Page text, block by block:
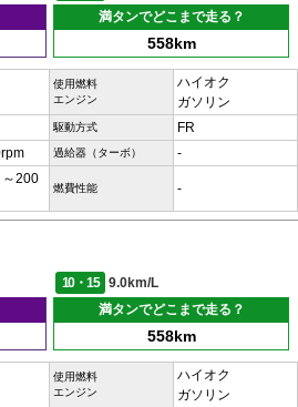
満タンでどこまで走る？
558km
使用燃料
エンジン
ハイオク
ガソリン
駆動方式 FR
過給器（ターボ） -
200
燃費性能 -
10・15
9.0km/L
満タンでどこまで走る？
558km
使用燃料
エンジン
ハイオク
ガソリン